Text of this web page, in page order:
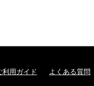
利用ガイド よくある質問